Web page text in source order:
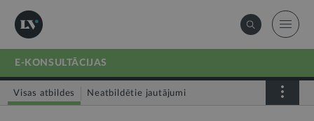
E-KONSULTĀCIJAS
Visas atbildes Neatbildētie jautājumi